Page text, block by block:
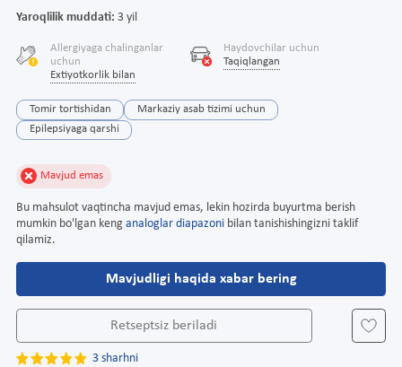
Yaroqlilik muddati: 3 yil
Allergiyaga chalinganlar
uchun
Extiyotkorlik bilan
Haydovchilar uchun
Taqiqlangan
Tomir tortishidan
Markaziy asab tizimi uchun
Epilepsiyaga qarshi
Mavjud emas
Bu mahsulot vaqtincha mavjud emas, lekin hozirda buyurtma berish
mumkin bo'lgan keng analoglar diapazoni bilan tanishishingizni taklif
qilamiz.
Mavjudligi haqida xabar bering
Retseptsiz beriladi
3 sharhni